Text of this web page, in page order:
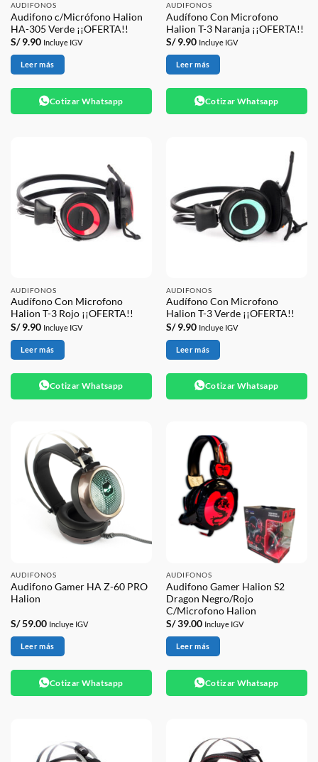
AUDIFONOS
Audifono c/Micrófono Halion
HA-305 Verde ¡¡OFERTA!!
S/9.90 Incluye IGV
Leer más
Cotizar Whatsapp
AUDIFONOS
Audífono Con Microfono
Halion T-3 Naranja ¡¡OFERTA!!
S/9.90 Incluye IGV
Leer más
Cotizar Whatsapp
AUDIFONOS
Audífono Con Microfono
Halion T-3 Rojo ¡¡OFERTA!!
S/9.90 Incluye IGV
Leer más
Cotizar Whatsapp
AUDIFONOS
Audífono Con Microfono
Halion T-3 Verde ¡¡OFERTA!!
S/9.90 Incluye IGV
Leer más
Cotizar Whatsapp
AUDIFONOS
Audifono Gamer HA Z-60 PRO
Halion
S/59.00 Incluye IGV
Leer más
Cotizar Whatsapp
AUDIFONOS
Audifono Gamer Halion S2
Dragon Negro/Rojo
C/Microfono Halion
S/39.00 Incluye IGV
Leer más
Cotizar Whatsapp